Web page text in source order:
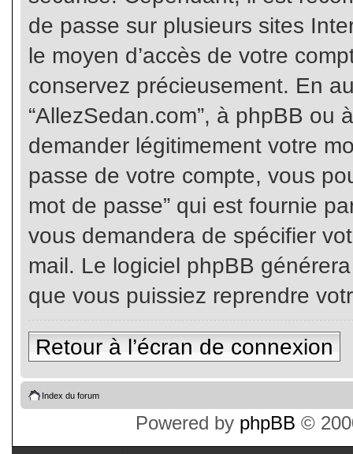
de passe sur plusieurs sites
le moyen d’accès de votre
conservez précieusement. En
“AllezSedan.com”, à phpBB ou
demander légitimement votre
passe de votre compte, vous
mot de passe” qui est fournie
vous demandera de spécifier
mail. Le logiciel phpBB
que vous puissiez reprendre
Retour à l’écran de connexion
Index du forum
Powered by phpBB ©